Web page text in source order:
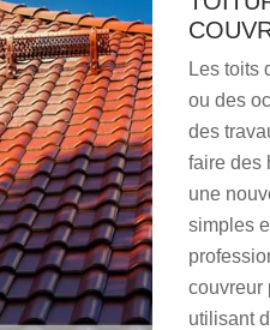
Les toits
ou des
des
faire des
une
simples
couvreur
utilisant